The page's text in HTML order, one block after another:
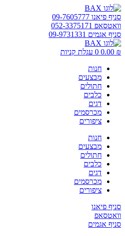
דלג
לתוכן
סניף פיאנו 09-7605777
וואטסאפ 052-3375171
סניף אגמים 09-9731331
0.00 ₪
0 עגלת קניות
חנות
מבצעים
חתולים
כלבים
דגים
מכרסמים
ציפורים
חנות
מבצעים
חתולים
כלבים
דגים
מכרסמים
ציפורים
סניף פיאנו
וואטסאפ
סניף אגמים